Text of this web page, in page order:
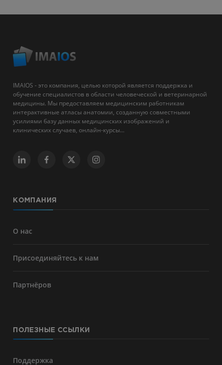
IMAIOS - это компания, целью которой является поддержка и
обучение специалистов в области человеческой и ветеринарной
медицины. Мы предоставляем медицинским работникам
интерактивные атласы анатомии, созданную совместными
усилиями базу данных медицинских изображений и
клинических случаев, онлайн-курсы...
КОМПАНИЯ
О нас
Присоединяйтесь к нам
Партнёров
ПОЛЕЗНЫЕ ССЫЛКИ
Поддержка